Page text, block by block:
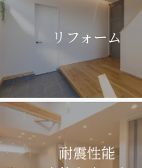
リフォーム
耐震性能